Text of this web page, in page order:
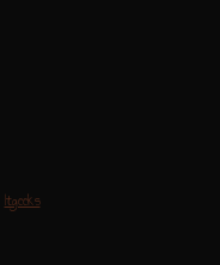
Itgeeks